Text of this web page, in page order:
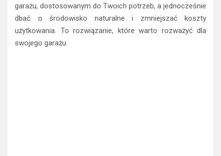
garażu, dostosowanym do Twoich potrzeb, a jednocześnie
dbać o środowisko naturalne i zmniejszać koszty
użytkowania. To rozwiązanie, które warto rozważyć dla
swojego garażu.